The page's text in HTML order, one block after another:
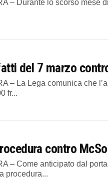
– Durante lo scorso mese
del 7 marzo
– La Lega comunica che
fr...
contro
– Come anticipato dal
procedura...